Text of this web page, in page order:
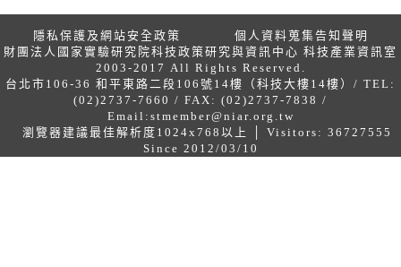
隱私保護及網站安全政策
個人資料蒐集告知聲明
財團法人國家實驗研究院科技政策研究與資訊中心 科技產業資訊室
2003-2017 All Rights Reserved.
台北市106-36 和平東路二段106號14樓（科技大樓14樓）/ TEL:
(02)2737-7660 / FAX: (02)2737-7838 /
Email: stmember@niar.org.tw
瀏覽器建議最佳解析度1024x768以上 │ Visitors: 36727555
Since 2012/03/10